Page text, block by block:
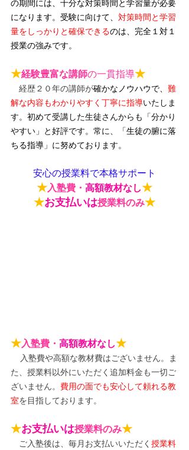
の期間には、十分な対策時間と学習量が必要
になります。受験に向けて、 対策時間と学習
量をしっかりと確保できるのは、完全１対１
授業の強みです。
★経験豊富な講師の一貫指導★
経歴２０年の講師が確かなノウハウで、 難
解な内容もわかりやすく丁寧に指導いたしま
す。初めて受講した生徒さんからも「分かり
やすい」と好評です。常に、「生徒の腑に落
ちる指導 」に努めております。
安心の授業料で本格サポート
★入塾費・ 高額教材なし★
★お支払いは授業料のみ★
★入塾費・ 高額教材なし★
入塾費や高額な教材費はございません。ま
た、授業料以外にいただく追加料金も一切ご
ざいません。 費用の面でも安心して頼れる教
室を目指しております。
★お支払いは授業料のみ★
ご入塾後は、毎月お支払いいただく 授業料